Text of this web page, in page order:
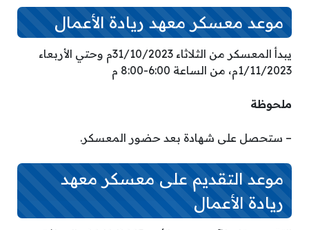
موعد معسكر معهد ريادة الأعمال
يبدأ المعسكر من الثلاثاء 31/10/2023م وحتي الأربعاء
1/11/2023م، من الساعة 6:00-8:00 م
ملحوظة
– ستحصل على شهادة بعد حضور المعسكر.
موعد التقديم على معسكر معهد
ريادة الأعمال